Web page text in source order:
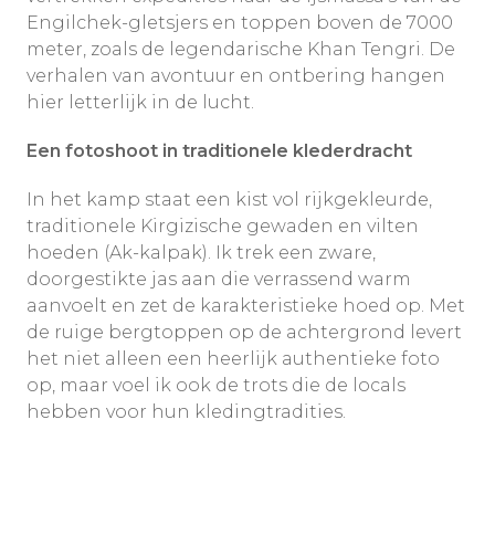
Engilchek-gletsjers en toppen boven de 7000
meter, zoals de legendarische Khan Tengri. De
verhalen van avontuur en ontbering hangen
hier letterlijk in de lucht.
Een fotoshoot in traditionele klederdracht
In het kamp staat een kist vol rijkgekleurde,
traditionele Kirgizische gewaden en vilten
hoeden (Ak-kalpak). Ik trek een zware,
doorgestikte jas aan die verrassend warm
aanvoelt en zet de karakteristieke hoed op. Met
de ruige bergtoppen op de achtergrond levert
het niet alleen een heerlijk authentieke foto
op, maar voel ik ook de trots die de locals
hebben voor hun kledingtradities.